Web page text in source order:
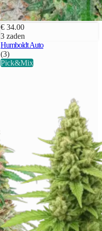
€ 34.00
3 zaden
Humboldt Auto
(3)
Pick&Mix